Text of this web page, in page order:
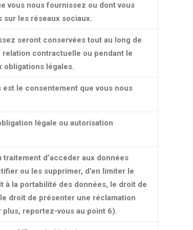
vous nous fournissez ou dont vous
sur les réseaux sociaux.
seront conservées tout au long de
relation contractuelle ou pendant le
obligations légales.
le consentement que vous nous
légale ou autorisation
d’accéder aux données
ou les supprimer, d’en limiter le
à la portabilité des données, le droit de
droit de présenter une réclamation
reportez-vous au point 6).